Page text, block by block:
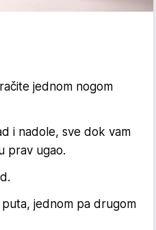
jednom nogom
i nadole, sve dok vam
prav ugao.
jednom pa drugom